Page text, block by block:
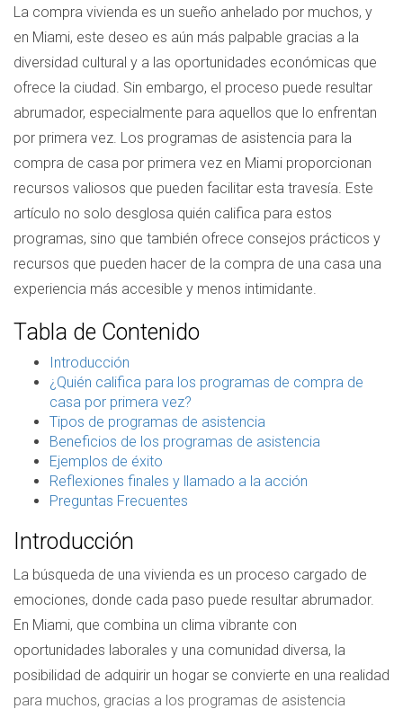
La compra vivienda es un sueño anhelado por muchos, y
en Miami, este deseo es aún más palpable gracias a la
diversidad cultural y a las oportunidades económicas que
ofrece la ciudad. Sin embargo, el proceso puede resultar
abrumador, especialmente para aquellos que lo enfrentan
por primera vez. Los programas de asistencia para la
compra de casa por primera vez en Miami proporcionan
recursos valiosos que pueden facilitar esta travesía. Este
artículo no solo desglosa quién califica para estos
programas, sino que también ofrece consejos prácticos y
recursos que pueden hacer de la compra de una casa una
experiencia más accesible y menos intimidante.
Tabla de Contenido
Introducción
¿Quién califica para los programas de compra de
casa por primera vez?
Tipos de programas de asistencia
Beneficios de los programas de asistencia
Ejemplos de éxito
Reflexiones finales y llamado a la acción
Preguntas Frecuentes
Introducción
La búsqueda de una vivienda es un proceso cargado de
emociones, donde cada paso puede resultar abrumador.
En Miami, que combina un clima vibrante con
oportunidades laborales y una comunidad diversa, la
posibilidad de adquirir un hogar se convierte en una realidad
para muchos, gracias a los programas de asistencia